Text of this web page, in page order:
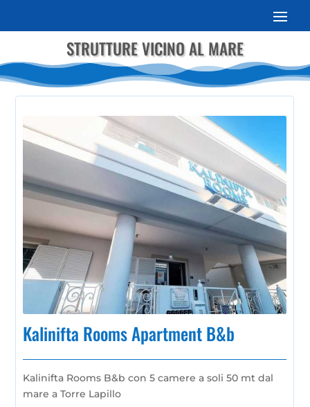
STRUTTURE VICINO AL MARE
Kalinifta Rooms Apartment B&b
Kalinifta Rooms B&b con 5 camere a soli 50 mt dal
mare a Torre Lapillo